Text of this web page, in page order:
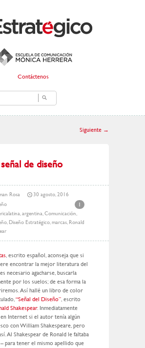
Contáctenos
Siguiente →
de diseño
Rosa
30 agosto, 2016
1
,argentina,Comunicación,
, Diseño Estratégico,marcas, Ronald
, escrito español, aconseja que si
encontrar la mejor literatura del
necesario agacharse, buscarla
por los suelos; de esa forma la
Así hallé un libro de color
“Señal del Diseño”, escrito
Shakespear. Inmediatamente
Internet si el autor tenía algún
con William Shakespeare, pero
Al Shakespear de Ronald le faltaba
– para tener el mismo apellido que